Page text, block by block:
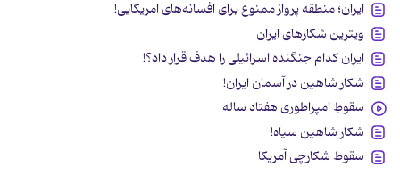
ایران؛ منطقه پرواز ممنوع برای افسانه‌های امریکایی!
ویترین شکارهای ایران
ایران کدام جنگنده اسرائیلی را هدف قرار داد؟!
شکار شاهین در آسمان ایران!
سقوطِ امپراطوری هفتاد ساله
شکار شاهین ‌سیاه!
سقوط شکارچی آمریکا